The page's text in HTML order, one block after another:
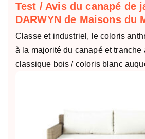
Test / Avis du canapé de
DARWYN de Maisons du
Classe et industriel, le coloris
à la majorité du canapé et tranche
classique bois / coloris blanc